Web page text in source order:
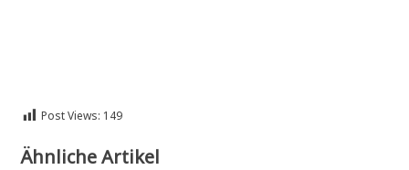
Post Views: 149
Ähnliche Artikel